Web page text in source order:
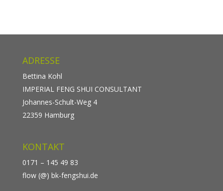
ADRESSE
Bettina Kohl
IMPERIAL FENG SHUI CONSULTANT
Johannes-Schult-Weg 4
22359 Hamburg
KONTAKT
0171 – 145 49 83
flow (@) bk-fengshui.de